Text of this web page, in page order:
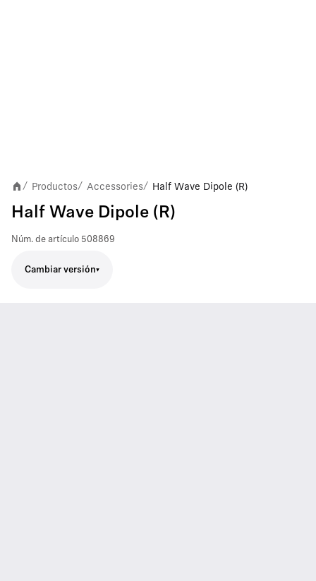
/ Productos/ Accessories/ Half Wave Dipole (R)
Half Wave Dipole (R)
Núm. de artículo 508869
Cambiar versión